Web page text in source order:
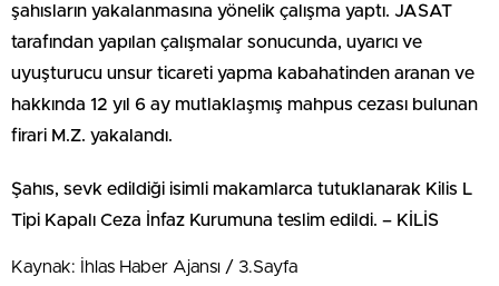
şahısların yakalanmasına yönelik çalışma yaptı. JASAT
tarafından yapılan çalışmalar sonucunda, uyarıcı ve
uyuşturucu unsur ticareti yapma kabahatinden aranan ve
hakkında 12 yıl 6 ay mutlaklaşmış mahpus cezası bulunan
firari M.Z. yakalandı.
Şahıs, sevk edildiği isimli makamlarca tutuklanarak Kilis L
Tipi Kapalı Ceza İnfaz Kurumuna teslim edildi. – KİLİS
Kaynak: İhlas Haber Ajansı / 3.Sayfa